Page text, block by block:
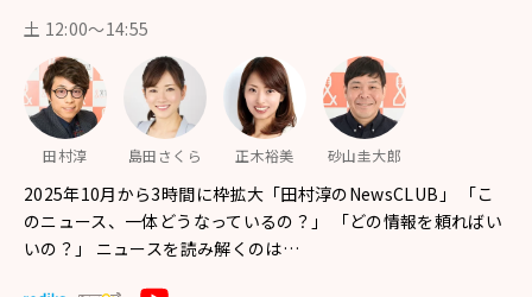
土 12:00～14:55
田村淳 島田さくら 正木裕美 砂山圭大郎
2025年10月から3時間に枠拡大「田村淳のNewsCLUB」 「こ
のニュース、一体どうなっているの？」 「どの情報を頼ればい
いの？」 ニュースを読み解くのは…